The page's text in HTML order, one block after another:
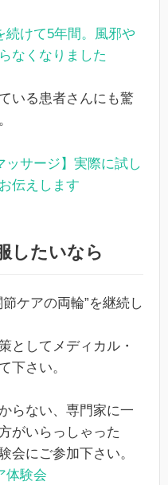
続けて5年間。風邪や
なくなりました
いる患者さんにも驚
ッサージ】実際に試し
伝えします
したいなら
ケアの両輪”を継続し
としてメディカル・
下さい。
らない、専門家に一
がいらっしゃった
会にご参加下さい。
体験会